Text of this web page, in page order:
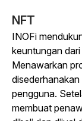
NFT
INOFi
keuntungan
Menawarkan
pengguna.
membuat